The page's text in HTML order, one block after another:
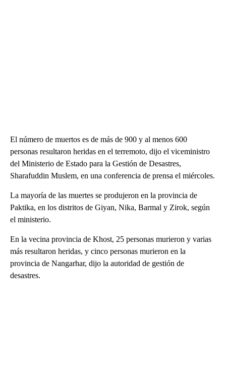
El número de muertos es de más de 900 y al menos 600
personas resultaron heridas en el terremoto, dijo el viceministro
del Ministerio de Estado para la Gestión de Desastres,
Sharafuddin Muslem, en una conferencia de prensa el miércoles.
La mayoría de las muertes se produjeron en la provincia de
Paktika, en los distritos de Giyan, Nika, Barmal y Zirok, según
el ministerio.
En la vecina provincia de Khost, 25 personas murieron y varias
más resultaron heridas, y cinco personas murieron en la
provincia de Nangarhar, dijo la autoridad de gestión de
desastres.